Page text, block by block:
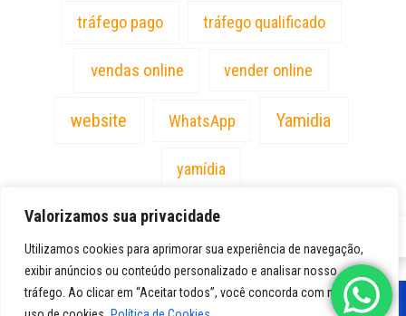
Valorizamos sua privacidade
Utilizamos cookies para aprimorar sua experiência de navegação,
exibir anúncios ou conteúdo personalizado e analisar nosso
tráfego. Ao clicar em “Aceitar todos”, você concorda com nosso
tráfego pago tráfego qualificado
vendas online vender online
website WhatsApp Yamidia
yamídia